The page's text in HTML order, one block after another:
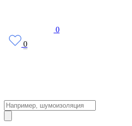
0
0
Поиск
товаров